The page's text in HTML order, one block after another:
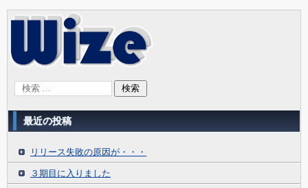
最近の投稿
リリース失敗の原因が・・・
３期目に入りました